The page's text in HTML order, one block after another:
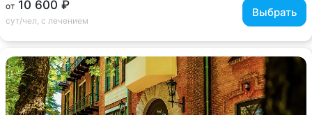
от 10 600 ₽
сут/чел, с лечением
Выбрать